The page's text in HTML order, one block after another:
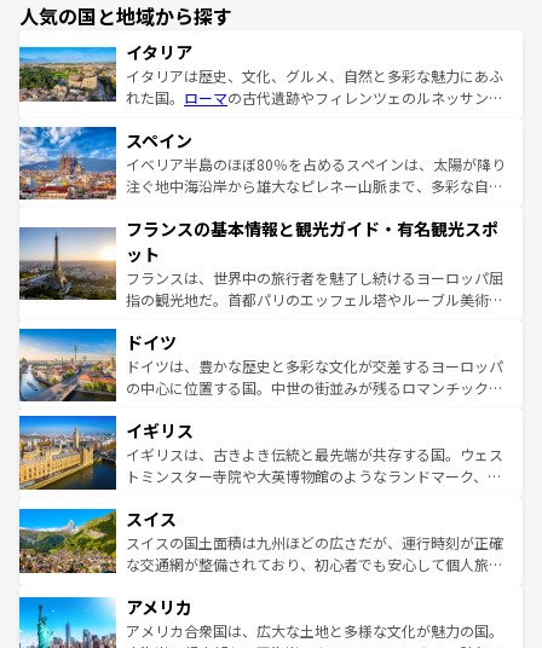
人気の国と地域から探す
イタリア
イタリアは歴史、文化、グルメ、自然と多彩な魅力にあふ
れた国。 ローマの古代遺跡やフィレンツェのルネッサンス
ろん、トスカーナの美しい田園風景やアマルフィ海岸の絶
景など、自然景観も見逃せない。観光の合間には、本場の
ピザやパスタなど、絶品のイタリア料理を堪能することも
ませてくれるイタリアで、忘れられない旅をしてみよう！
なお、新着のイタリア情報は
しい。
スペイン
イベリア半島のほぼ80％を占めるスペインは、太陽が降り
注ぐ地中海沿岸から雄大なピレネー山脈まで、多彩な自然
文化が根付くこの国では、情熱的なフラメンコ、熱気あふ
れる闘牛、そして美味しいタパスが生活の一部となってい
る。首都マドリードの洗練された雰囲気や、バルセロナの
アートに溢れた街角から、地方では古代ローマ遺跡や中世
せる。地方によって風土や気候が異なるスペインはその個
性で訪れる人を魅了する。 なお、新着のスペイン情報は コ
ンテンツ一覧を参照してほしい。
フランスの基本情報と観光ガイド・有名観光スポ
ット
フランスは、世界中の旅行者を魅了し続けるヨーロッパ屈
指の観光地だ。首都パリのエッフェル塔やルーブル美術館
で、幅広い魅力が詰まっている。華麗な宮殿、歴史的な大
聖堂、美しいビーチ、そして豊かな自然が、訪れる者を心
から魅了する。また、フランスは美食の国としても知ら
いる。シャンパンの発祥地であるランス、プロヴァンスの
香り高いラベンダー畑など、多彩な楽しみ方が可能だ。さ
らに、パリ以外の地域にも魅力が溢れており、どの街角に
れる地方に足を運ぶとそれぞれで全く異なる文化を体験で
きるだろう。 なお、新着のフランス情報はコンテンツ一覧
を参照してほしい。
ドイツ
ドイツは、豊かな歴史と多彩な文化が交差するヨーロッパ
の中心に位置する国。中世の街並みが残るロマンチック街
顔を持つこの国は、どこを歩いても飽きることがない。ベ
ルリンの文化的活気、バイエルン州のアルプスの絶景、そ
してライン川沿いのワイン畑といった風景は必見。ビール
は、お酒好きな人にはぜひ体験してほしい。 なお、新着の
ドイツ情報はコンテンツ一覧を参照してほしい。
イギリス
イギリスは、古きよき伝統と最先端が共存する国。ウェス
トミンスター寺院や大英博物館のようなランドマーク、歴
リアごとに異なる魅力がある。また、優雅なアフタヌーン
ティー、ビール好きにはたまらない英国パブ、サッカー観
戦など、本場だからこそできる体験も豊富。イギリスを旅
ンツ一覧を参照してほしい。
スイス
スイスの国土面積は九州ほどの広さだが、運行時刻が正確
な交通網が整備されており、初心者でも安心して個人旅行
の建物がそのまま残る町や、スイスならではのユニークな
博物館もあり、アルプス観光だけでなく町歩きも満喫する
アメリカ
アメリカ合衆国は、広大な土地と多様な文化が魅力の国。